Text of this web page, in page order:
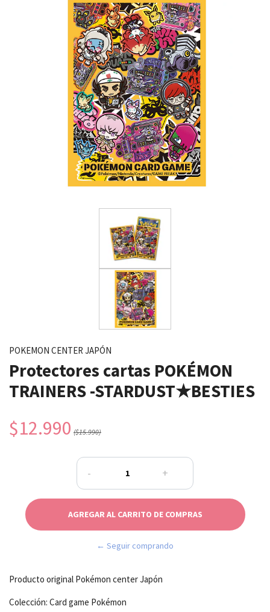
POKEMON CENTER JAPÓN
Protectores cartas POKÉMON
TRAINERS -STARDUST★BESTIES
$12.990 ($15.990)
- +
← Seguir comprando
Producto original Pokémon center Japón
Colección: Card game Pokémon